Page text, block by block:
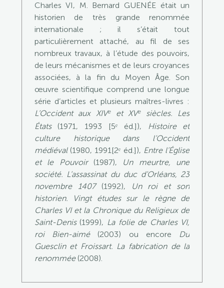
Charles VI, M. Bernard GUENÉE était un
historien de très grande renommée
internationale ; il s’était tout
particulièrement attaché, au fil de ses
nombreux travaux, à l’étude des pouvoirs,
de leurs mécanismes et de leurs croyances
associées, à la fin du Moyen Âge. Son
œuvre scientifique comprend une longue
série d’articles et plusieurs maîtres-livres :
L’Occident aux XIVeet XVesiècles. Les
États (1971, 1993 [5ᵉ éd.]), Histoire et
culture historique dans l’Occident
médiéval (1980, 1991[2ᵉ éd.]), Entre l’Église
et le Pouvoir(1987), Un meurtre, une
société. L’assassinat du duc d’Orléans, 23
novembre 1407(1992),
Un roi et son
historien. Vingt études sur le règne de
Charles VI et la Chronique du Religieux de
Saint-Denis(1999), La folie de Charles VI,
roi Bien-aimé(2003) ou encore Du
Guesclin et Froissart. La fabrication de la
renommée(2008).